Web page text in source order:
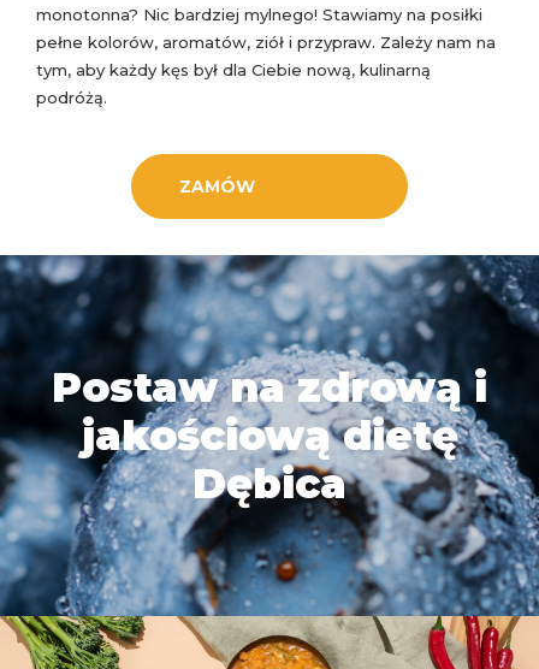
monotonna? Nic bardziej mylnego! Stawiamy na posiłki
pełne kolorów, aromatów, ziół i przypraw. Zależy nam na
tym, aby każdy kęs był dla Ciebie nową, kulinarną
podróżą.
ZAMÓW
Postaw na zdrową i
jakościową dietę
Dębica